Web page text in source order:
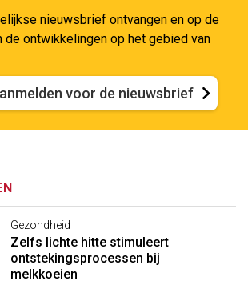
nieuwsbrief ontvangen en op de
de ontwikkelingen op het gebied van
voor de nieuwsbrief
Gezondheid
Zelfs lichte hitte stimuleert
ontstekingsprocessen bij
melkkoeien